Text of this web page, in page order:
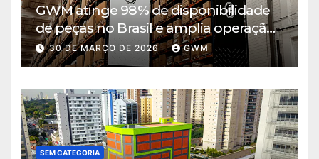
GWM atinge 98% de disponibilidade
de peças no Brasil e amplia operação
logística em Cajamar
30 DE MARÇO DE 2026 GWM
SEM CATEGORIA